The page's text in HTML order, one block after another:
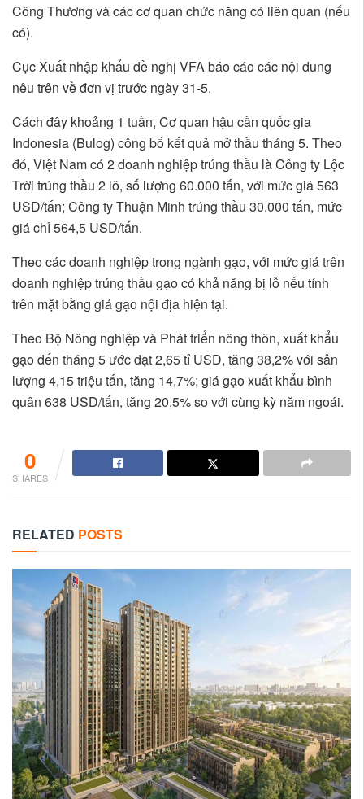
Công Thương và các cơ quan chức năng có liên quan (nếu
có).
Cục Xuất nhập khẩu đề nghị VFA báo cáo các nội dung
nêu trên về đơn vị trước ngày 31-5.
Cách đây khoảng 1 tuần, Cơ quan hậu cần quốc gia
Indonesia (Bulog) công bố kết quả mở thầu tháng 5. Theo
đó, Việt Nam có 2 doanh nghiệp trúng thầu là Công ty Lộc
Trời trúng thầu 2 lô, số lượng 60.000 tấn, với mức giá 563
USD/tấn; Công ty Thuận Minh trúng thầu 30.000 tấn, mức
giá chỉ 564,5 USD/tấn.
Theo các doanh nghiệp trong ngành gạo, với mức giá trên
doanh nghiệp trúng thầu gạo có khả năng bị lỗ nếu tính
trên mặt bằng giá gạo nội địa hiện tại.
Theo Bộ Nông nghiệp và Phát triển nông thôn, xuất khẩu
gạo đến tháng 5 ước đạt 2,65 tỉ USD, tăng 38,2% với sản
lượng 4,15 triệu tấn, tăng 14,7%; giá gạo xuất khẩu bình
quân 638 USD/tấn, tăng 20,5% so với cùng kỳ năm ngoái.
0
SHARES
RELATED POSTS